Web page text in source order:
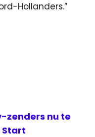
Hollanders.”
zenders nu te
Start